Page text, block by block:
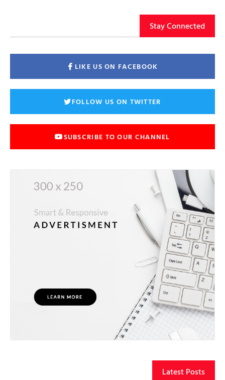
Stay Connected
LIKE US ON FACEBOOK
FOLLOW US ON TWITTER
SUBSCRIBE TO OUR CHANNEL
Latest Posts